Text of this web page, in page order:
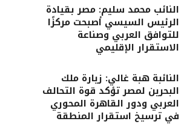
النائب محمد سليم: مصر بقيادة
الرئيس السيسي أصبحت مركزًا
للتوافق العربي وصناعة
الاستقرار الإقليمي
النائبة هبة غالي: زيارة ملك
البحرين لمصر تؤكد قوة التحالف
العربي ودور القاهرة المحوري
في ترسيخ استقرار المنطقة